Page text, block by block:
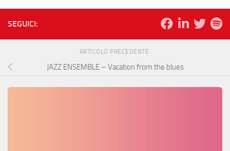
SEGUICI:
ARTICOLO PRECEDENTE
JAZZ ENSEMBLE – Vacation from the blues